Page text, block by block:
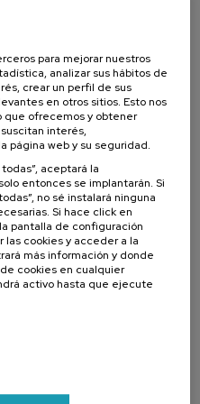
perinatal
22 €
finalizado
para mejorar nuestros
analizar sus hábitos de
crear un perfil de sus
en otros sitios. Esto nos
ofrecemos y obtener
interés,
página web y su seguridad.
aceptará la
entonces se implantarán. Si
no sé instalará ninguna
Si hace click en
pantalla de configuración
cookies y acceder a la
más información y donde
cookies en cualquier
activo hasta que ejecute